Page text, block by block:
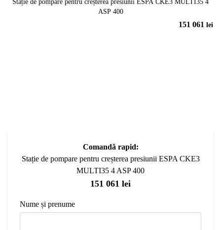
Stație de pompare pentru creșterea presiunii ESPA CKE3 MULTI35 4
ASP 400
151 061 lei
Comandă rapid:
Stație de pompare pentru creșterea presiunii ESPA CKE3
MULTI35 4 ASP 400
151 061 lei
Nume și prenume